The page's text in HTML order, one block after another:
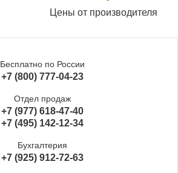
Цены от производителя
Бесплатно по России
+7 (800) 777-04-23
Отдел продаж
+7 (977) 618-47-40
+7 (495) 142-12-34
Бухгалтерия
+7 (925) 912-72-63